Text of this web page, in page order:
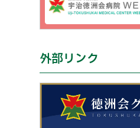
外部リンク